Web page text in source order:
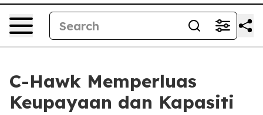
C-Hawk Memperluas
Keupayaan dan Kapasiti